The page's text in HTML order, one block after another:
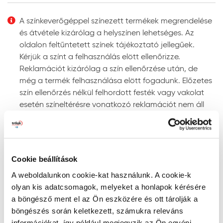
Cookie beállítások
A weboldalunkon cookie-kat használunk. A cookie-k
olyan kis adatcsomagok, melyeket a honlapok kérésére
a böngésző ment el az Ön eszközére és ott tárolják a
böngészés során keletkezett, számukra releváns
paramétereket az adott géptípushoz kell beállítani.
Színezhetőség:színkeverőgépen több ezer UV-álló
színben színezhető.
Megjegyzés: a javasolt rétegfelépítések minden esetben
a legjobb tudásunk szerinti ajánlások, és nem mentesítik
a felhasználót az adott festendő felület vizsgálatától.
Gépi színkeverés: a színkeverőgép a kiválasztott
alkalmazzon „nem fényálló” jelzéssel ellátott színt
kifakulhatnak.
A gépi színkeverés pontosságának megítélésére
megfelelő színmérő berendezés alkalmas, mivel a
szemünkkel látott színt sok tényező (a referencia
A színkeverőgéppel színezett termékek megrendelése
és átvétele kizárólag a helyszínen lehetséges. Az
oldalon feltűntetett színek tájékoztató jellegűek.
Kérjük a színt a felhasználás elött ellenőrizze.
Reklamációt kizárólag a szín ellenőrzése után, de
még a termék felhasználása elött fogadunk. Előzetes
szín ellenőrzés nélkül felhordott festék vagy vakolat
esetén színeltérésre vonatkozó reklamációt nem áll
Szín keresése kód szerint
RAL, NCS, és PPG Voice of Color színskálákban történő
alábbiak szerint:
- RAL kód: a RAL szó után szóközzel írjon be 4
számkaraktert (pl. RAL 7001)
- NCS kód: az S betű után szóközzel írjon be 4